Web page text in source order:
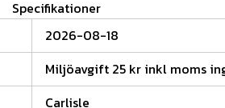
Specifikationer
2026-08-18
Miljöavgift 25 kr inkl moms
Carlisle